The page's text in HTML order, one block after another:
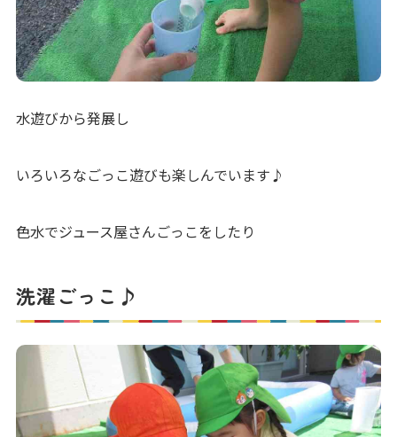
水遊びから発展し
いろいろなごっこ遊びも楽しんでいます♪
色水でジュース屋さんごっこをしたり
洗濯ごっこ♪